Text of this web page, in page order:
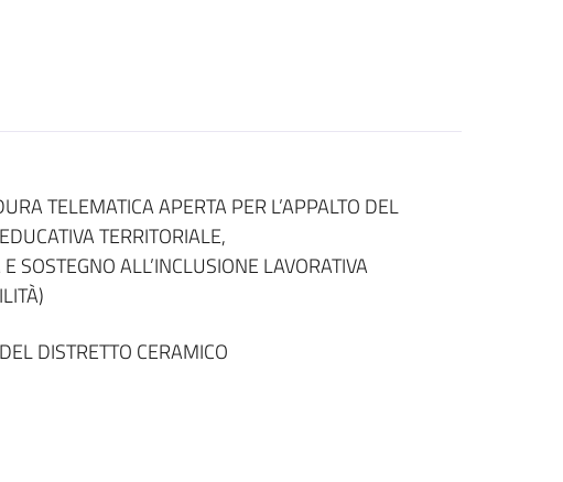
TELEMATICA APERTA PER L’APPALTO DEL
TERRITORIALE,
SOSTEGNO ALL’INCLUSIONE LAVORATIVA
DISTRETTO CERAMICO